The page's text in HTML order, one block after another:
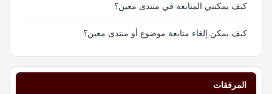
كيف يمكنني المتابعة في منتدى معين؟
كيف يمكن إلغاء متابعة موضوع أو منتدى معين؟
المرفقات